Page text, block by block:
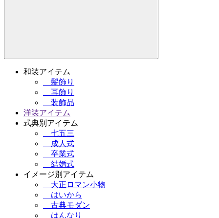
和装アイテム
髪飾り
耳飾り
装飾品
洋装アイテム
式典別アイテム
七五三
成人式
卒業式
結婚式
イメージ別アイテム
大正ロマン小物
はいから
古典モダン
はんなり